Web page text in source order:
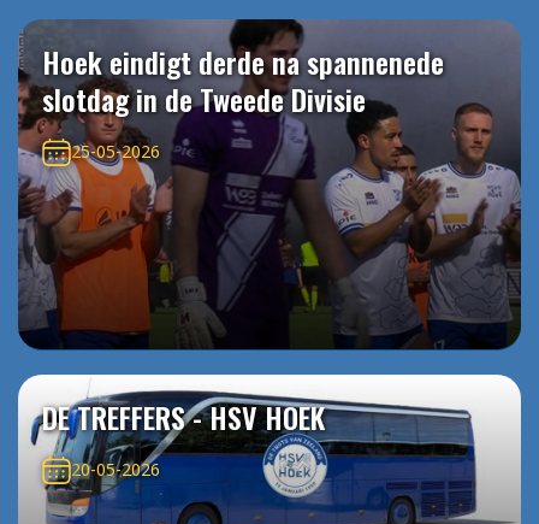
Hoek eindigt derde na spannenede
slotdag in de Tweede Divisie
25-05-2026
DE TREFFERS - HSV HOEK
20-05-2026